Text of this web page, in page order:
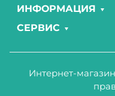
ИНФОРМАЦИЯ
СЕРВИС
Интернет-